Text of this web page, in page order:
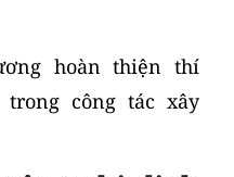
hoàn thiện thí
công tác xây